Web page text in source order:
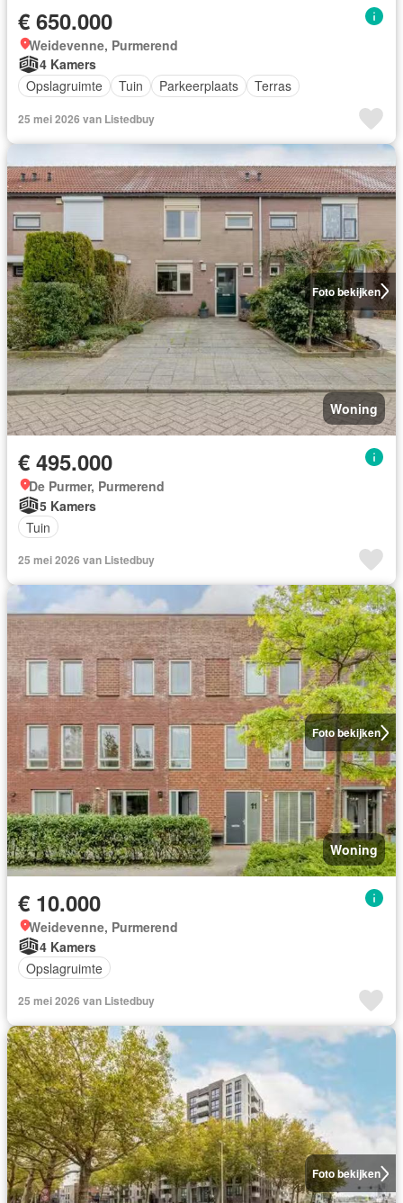
€ 650.000
Weidevenne, Purmerend
4 Kamers
Opslagruimte
Tuin Parkeerplaats Terras
25 mei 2026 van Listedbuy
Foto bekijken
Woning
€ 495.000
De Purmer, Purmerend
5 Kamers
Tuin
25 mei 2026 van Listedbuy
Foto bekijken
Woning
€ 10.000
Weidevenne, Purmerend
4 Kamers
Opslagruimte
25 mei 2026 van Listedbuy
Foto bekijken